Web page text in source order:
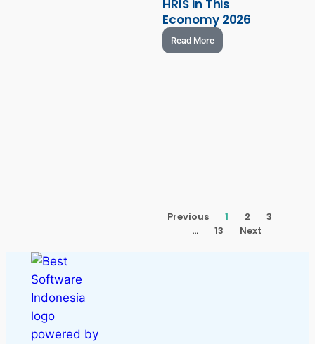
HRIS in This
Economy 2026
Read More
Previous 1 2
3
…
13 Next